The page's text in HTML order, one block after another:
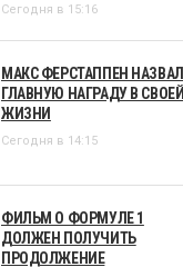
Сегодня в 15:16
МАКС ФЕРСТАППЕН НАЗВАЛ
ГЛАВНУЮ НАГРАДУ В СВОЕЙ
ЖИЗНИ
Сегодня в 14:15
ФИЛЬМ О ФОРМУЛЕ 1
ДОЛЖЕН ПОЛУЧИТЬ
ПРОДОЛЖЕНИЕ